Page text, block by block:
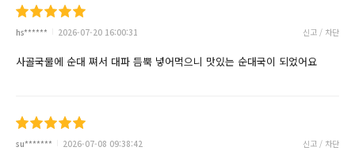
hs****** 2026-07-20 16:00:31 신고 / 차단
사골국물에 순대 쪄서 대파 듬뿍 넣어먹으니 맛있는 순대국이 되었어요
su******* 2026-07-08 09:38:42 신고 / 차단